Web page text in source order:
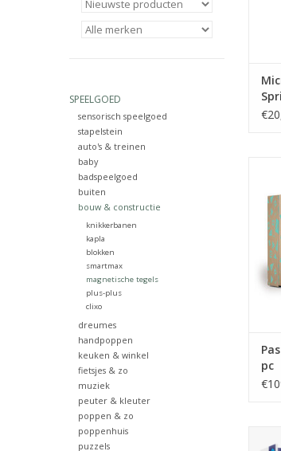
SPEELGOED
sensorisch speelgoed
stapelstein
auto's & treinen
baby
badspeelgoed
buiten
bouw & constructie
knikkerbanen
kapla
blokken
smartmax
magnetische tegels
plus-plus
clixo
dreumes
handpoppen
keuken & winkel
fietsjes & zo
muziek
peuter & kleuter
poppen & zo
poppenhuis
puzzels
pc